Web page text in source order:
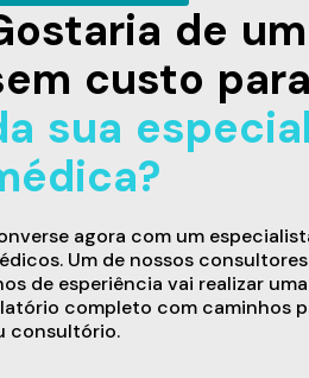
de
custo
sua
agora com um
Um de nossos
de esperiência vai realizar
completo com caminhos
consultório.